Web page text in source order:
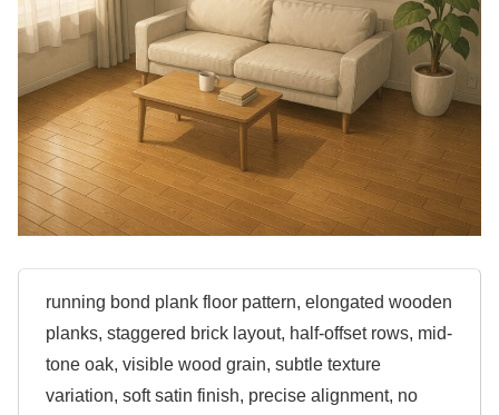
running bond plank floor pattern, elongated wooden
planks, staggered brick layout, half-offset rows, mid-
tone oak, visible wood grain, subtle texture
variation, soft satin finish, precise alignment, no